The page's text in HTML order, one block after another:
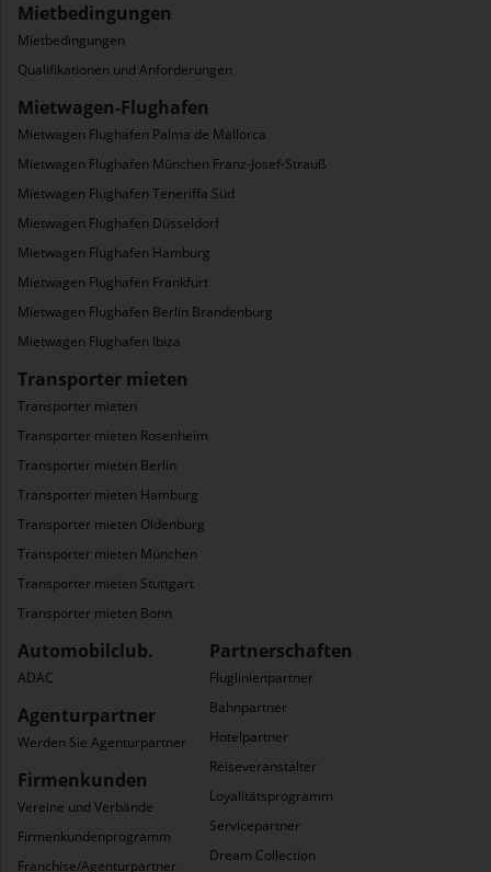
Mietbedingungen
Mietbedingungen
Qualifikationen und Anforderungen
Mietwagen-Flughafen
Mietwagen Flughafen Palma de Mallorca
Mietwagen Flughafen München Franz-Josef-Strauß
Mietwagen Flughafen Teneriffa Süd
Mietwagen Flughafen Düsseldorf
Mietwagen Flughafen Hamburg
Mietwagen Flughafen Frankfurt
Mietwagen Flughafen Berlin Brandenburg
Mietwagen Flughafen Ibiza
Transporter mieten
Transporter mieten
Transporter mieten Rosenheim
Transporter mieten Berlin
Transporter mieten Hamburg
Transporter mieten Oldenburg
Transporter mieten München
Transporter mieten Stuttgart
Transporter mieten Bonn
Automobilclub.
ADAC
Agenturpartner
Werden Sie Agenturpartner
Firmenkunden
Vereine und Verbände
Firmenkundenprogramm
Franchise/Agenturpartner
Partnerschaften
Fluglinienpartner
Bahnpartner
Hotelpartner
Reiseveranstalter
Loyalitätsprogramm
Servicepartner
Dream Collection